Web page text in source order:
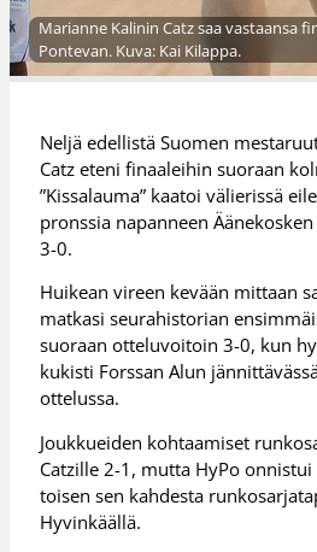
Marianne Kalinin Catz saa vastaansa
Pontevan. Kuva: Kai Kilappa.
Neljä edellistä Suomen
Catz eteni finaaleihin suoraan
”Kissalauma” kaatoi välierissä
pronssia napanneen
3-0.
Huikean vireen kevään mittaan
matkasi seurahistorian
suoraan otteluvoitoin 3-0, kun
kukisti Forssan Alun
ottelussa.
Joukkueiden kohtaamiset
Catzille 2-1, mutta HyPo
toisen sen kahdesta
Hyvinkäällä.